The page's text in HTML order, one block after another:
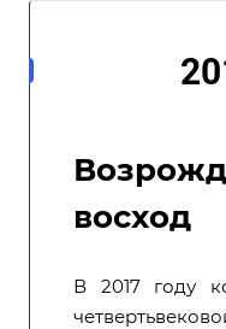
восход
В 2017 году